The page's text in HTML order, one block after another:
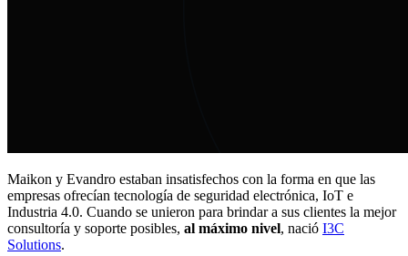
Maikon y Evandro estaban insatisfechos con la forma en que las
empresas ofrecían tecnología de seguridad electrónica, IoT e
Industria 4.0. Cuando se unieron para brindar a sus clientes la mejor
consultoría y soporte posibles, al máximo nivel, nació I3C
Solutions.